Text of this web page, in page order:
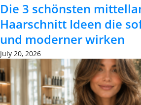
Die 3 schönsten
Haarschnitt Ideen die
und moderner wirken
July 20, 2026